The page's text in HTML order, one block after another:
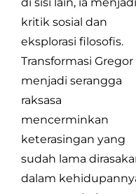
di sisi lain, ia menjadi
kritik sosial dan
eksplorasi filosofis.
Transformasi Gregor
menjadi serangga
raksasa
mencerminkan
keterasingan yang
sudah lama
dalam